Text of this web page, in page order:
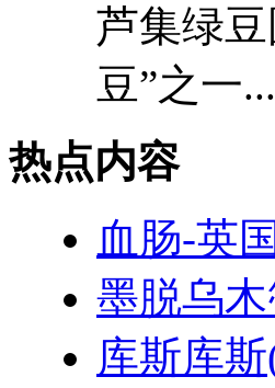
芦集绿
豆”之一...
热点内容
血肠-英国
墨脱乌
库斯库